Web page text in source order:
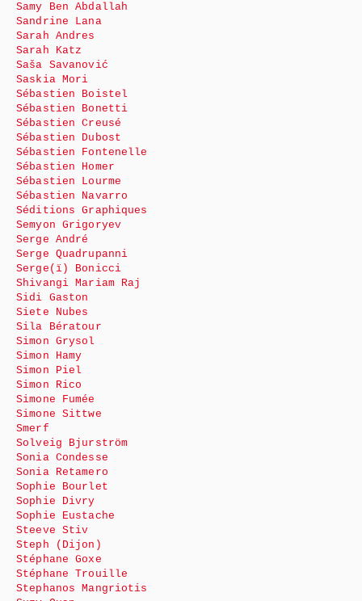
Samy Ben Abdallah
Sandrine Lana
Sarah Andres
Sarah Katz
Saša Savanović
Saskia Mori
Sébastien Boistel
Sébastien Bonetti
Sébastien Creusé
Sébastien Dubost
Sébastien Fontenelle
Sébastien Homer
Sébastien Lourme
Sébastien Navarro
Séditions Graphiques
Semyon Grigoryev
Serge André
Serge Quadrupanni
Serge(ï) Bonicci
Shivangi Mariam Raj
Sidi Gaston
Siete Nubes
Sila Bératour
Simon Grysol
Simon Hamy
Simon Piel
Simon Rico
Simone Fumée
Simone Sittwe
Smerf
Solveig Bjurström
Sonia Condesse
Sonia Retamero
Sophie Bourlet
Sophie Divry
Sophie Eustache
Steeve Stiv
Steph (Dijon)
Stéphane Goxe
Stéphane Trouille
Stephanos Mangriotis